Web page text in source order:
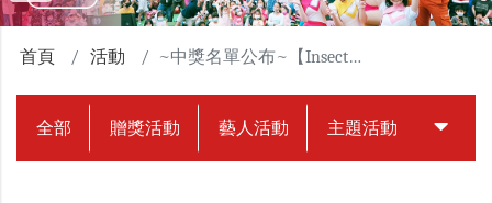
首頁 活動 ~中獎名單公布~【Insect Park 昆蟲島互動樂園】台中場贈票活動
全部 贈獎活動 藝人活動 主題活動 中獎名